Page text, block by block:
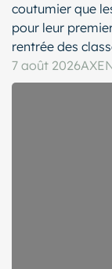
coutumier que
pour leur
rentrée des
7 août 2026